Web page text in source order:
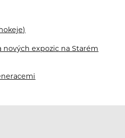
expozic na Starém